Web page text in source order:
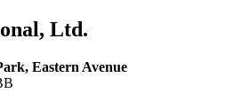
Ltd.
Eastern Avenue